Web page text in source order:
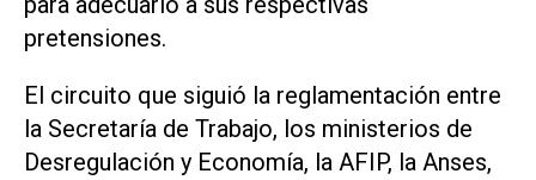
pretensiones.
El circuito que siguió la reglamentación entre
la Secretaría de Trabajo, los ministerios de
Desregulación y Economía, la AFIP, la Anses,